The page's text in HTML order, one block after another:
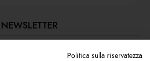
Politica sulla riservatezza